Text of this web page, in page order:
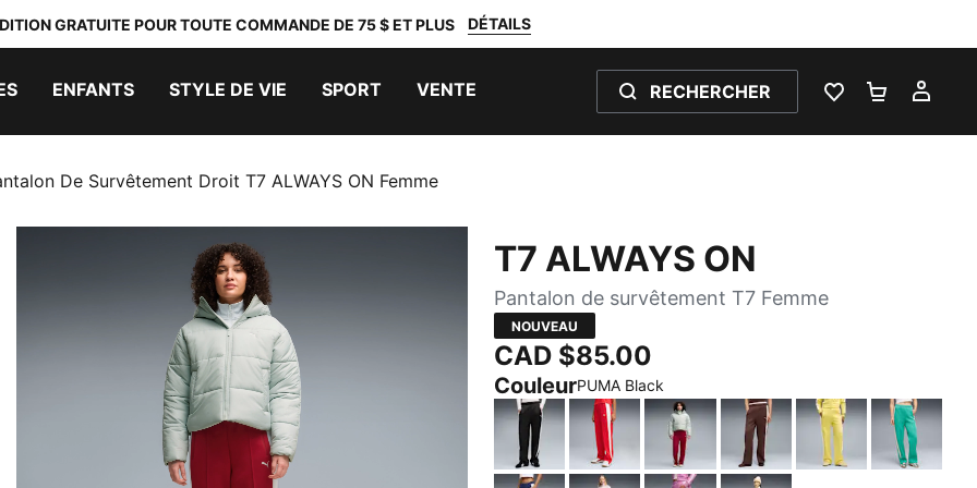
GRATUITE POUR TOUTE COMMANDE DE 75 $ ET PLUS DÉTAILS
ENFANTS STYLE DE VIE SPORT VENTE RECHERCHER
LISTE DEPANIER 0
De Survêtement Droit T7 ALWAYS ON Femme
T7 ALWAYS ON
Pantalon de survêtement T7 Femme
NOUVEAU
CAD $85.00
CouleurPUMA Black
PUMA BlackFor All Time RedGarnet Glow-Créme De Mint
Chocolate Brown
Lemon Meringue
Vibrant